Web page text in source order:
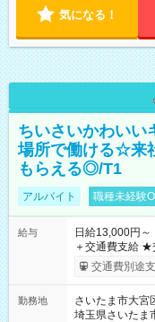
気になる！
ちいさいかわいい
場所で働ける☆来
もらえる◎/T1
アルバイト 職種未経験
給与
日給13,000円～
＋交通費支給 ★交通費全額支給！ ┗案件により規定あり ★日払
いOK！（規定
ンビニATMから 日
交通費別途
勤務地
さいたま市大宮
埼玉県さいたま